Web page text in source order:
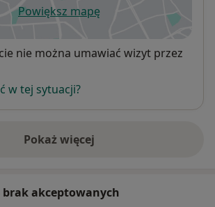
Powiększ mapęotwiera się w nowej karcie
nie można umawiać wizyt przez
w tej sytuacji?
Pokaż więcej
o adresie
brak akceptowanych